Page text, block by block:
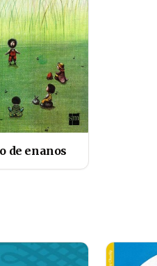
de enanos